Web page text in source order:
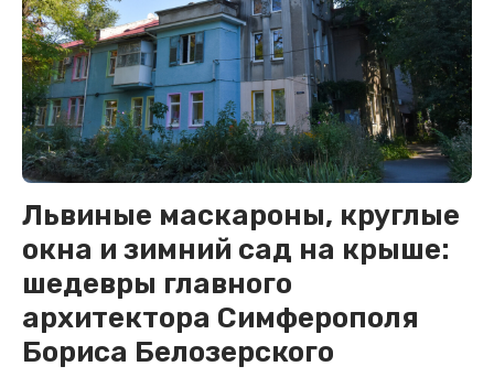
Львиные маскароны, круглые
окна и зимний сад на крыше:
шедевры главного
архитектора Симферополя
Бориса Белозерского